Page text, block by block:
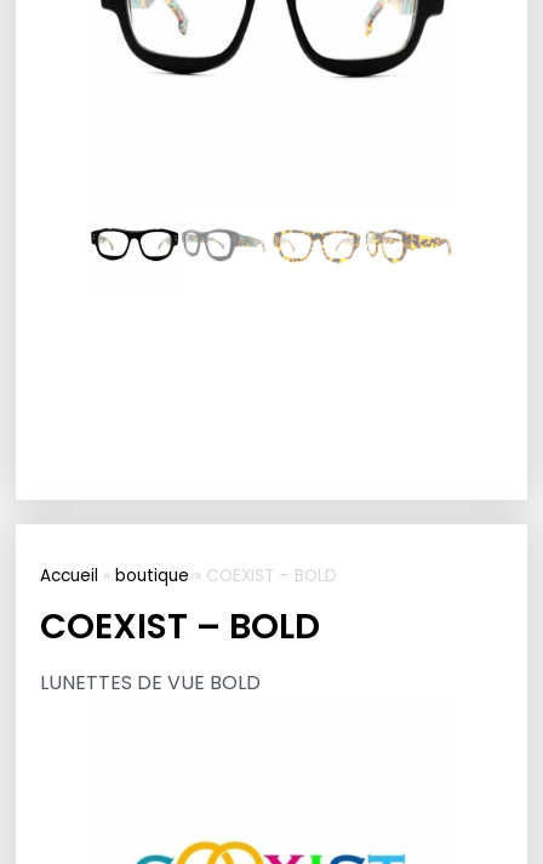
Accueil »boutique » COEXIST – BOLD
COEXIST – BOLD
LUNETTES DE VUE BOLD